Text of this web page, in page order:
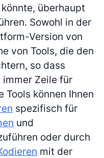
überhaupt
Sowohl in der
Version von
von Tools, die den
so dass
immer Zeile für
Tools können Ihnen
spezifisch für
und
oder durch
mit der